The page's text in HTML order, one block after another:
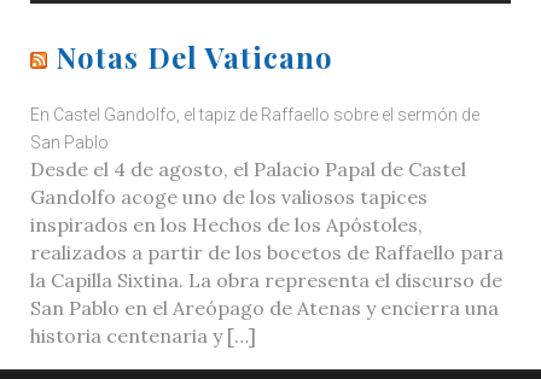
Notas Del Vaticano
En Castel Gandolfo, el tapiz de Raffaello sobre el sermón de
San Pablo
Desde el 4 de agosto, el Palacio Papal de Castel
Gandolfo acoge uno de los valiosos tapices
inspirados en los Hechos de los Apóstoles,
realizados a partir de los bocetos de Raffaello para
la Capilla Sixtina. La obra representa el discurso de
San Pablo en el Areópago de Atenas y encierra una
historia centenaria y […]